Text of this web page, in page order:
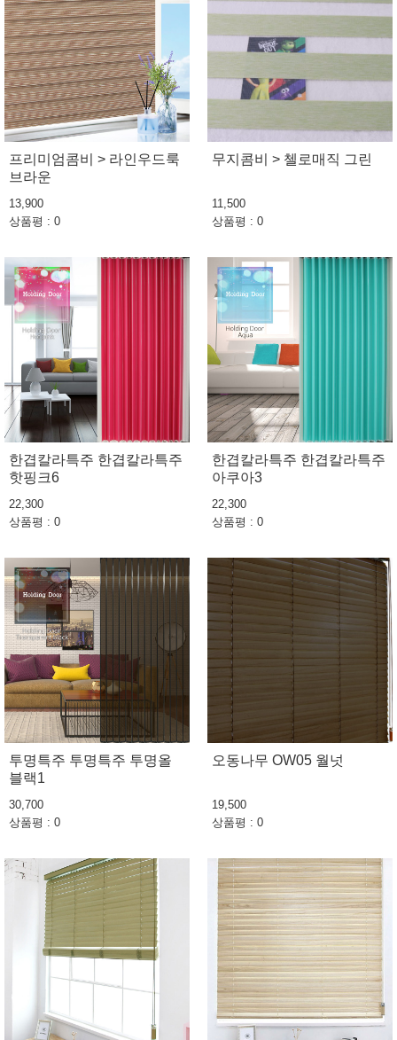
프리미엄콤비 > 라인우드룩
브라운
13,900
상품평 : 0
무지콤비 > 첼로매직 그린
11,500
상품평 : 0
한겹칼라특주 한겹칼라특주
핫핑크6
22,300
상품평 : 0
한겹칼라특주 한겹칼라특주
아쿠아3
22,300
상품평 : 0
투명특주 투명특주 투명올
블랙1
30,700
상품평 : 0
오동나무 OW05 월넛
19,500
상품평 : 0